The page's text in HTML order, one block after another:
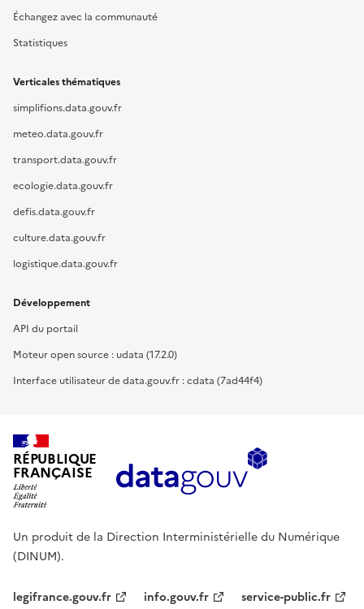
Échangez avec la communauté
Statistiques
Verticales thématiques
simplifions.data.gouv.fr
meteo.data.gouv.fr
transport.data.gouv.fr
ecologie.data.gouv.fr
defis.data.gouv.fr
culture.data.gouv.fr
logistique.data.gouv.fr
Développement
API du portail
Moteur open source : udata (17.2.0)
Interface utilisateur de data.gouv.fr : cdata (7ad44f4)
RÉPUBLIQUE
FRANÇAISE
Un produit de la Direction Interministérielle du Numérique
(DINUM).
legifrance.gouv.fr info.gouv.fr service-public.fr